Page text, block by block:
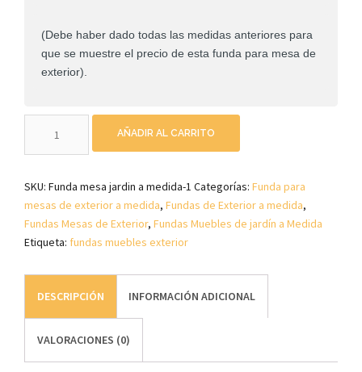
(Debe haber dado todas las medidas anteriores para
que se muestre el precio de esta funda para mesa de
exterior).
exterior
circular
medida
cantidad
AÑADIR AL CARRITO
SKU: Funda mesa jardin a medida-1 Categorías: Funda para
mesas de exterior a medida, Fundas de Exterior a medida,
Fundas Mesas de Exterior, Fundas Muebles de jardín a Medida
Etiqueta: fundas muebles exterior
DESCRIPCIÓN INFORMACIÓN ADICIONAL
VALORACIONES (0)